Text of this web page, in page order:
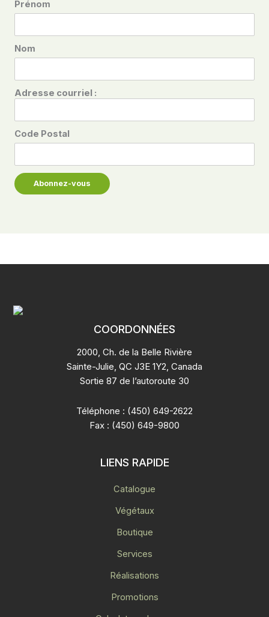
Prénom
Nom
Adresse courriel :
Code Postal
COORDONNÉES
2000, Ch. de la Belle Rivière
Sainte-Julie, QC J3E 1Y2, Canada
Sortie 87 de l’autoroute 30
Téléphone : (450) 649-2622
Fax : (450) 649-9800
LIENS RAPIDE
Catalogue
Végétaux
Boutique
Services
Réalisations
Promotions